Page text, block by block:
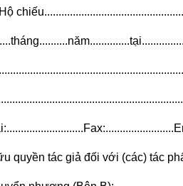
quyền tác giả đối với (các) tác